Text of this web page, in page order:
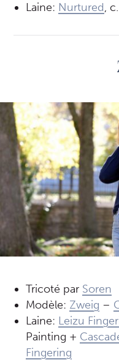
Laine: Nurtured,
Tricoté par Soren
Modèle: Zweig –
Laine: Leizu
Painting +
Fingering